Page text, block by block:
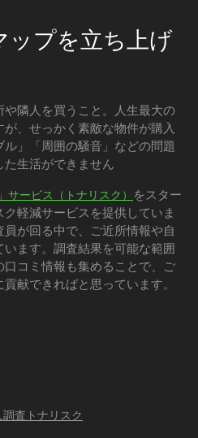
ップを立ち上げ
隣人を買うこと。人生最大の
、せっかく素敵な物件が購入
」「周囲の騒音」などの問題
生活ができません
サービス（トナリスク） をスター
軽減サービスを提供していま
が回る中で、ご近所情報や自
ます。調査結果を可能な範囲
コミ情報も集めることで、ご
献できればと思っています。
査トナリスク